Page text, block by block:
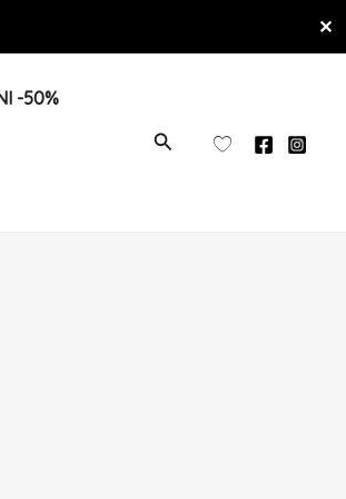
✕
-50%
OTSI